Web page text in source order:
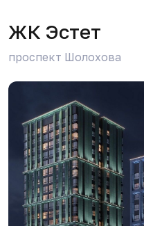
ЖК Эстет
проспект Шолохова
Д Дарья Ушакова
В моем ответе
А Амалия